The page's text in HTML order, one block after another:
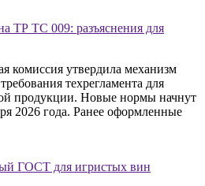
ТР ТС 009: разъяснения для
комиссия утвердила механизм
техрегламента для
продукции. Новые нормы начнут
2026 года. Ранее оформленные
ГОСТ для игристых вин